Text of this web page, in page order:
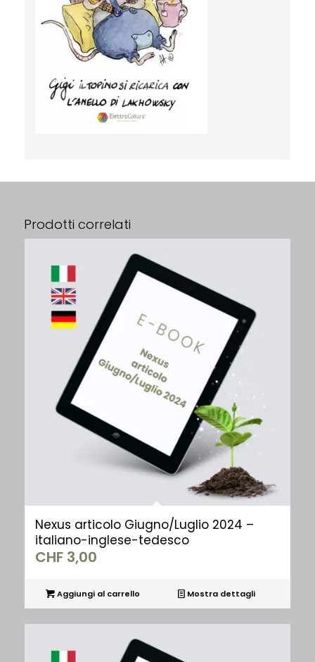
Prodotti correlati
Nexus articolo Giugno/Luglio 2024 –
italiano-inglese-tedesco
CHF3,00
Aggiungi al carrello Mostra dettagli